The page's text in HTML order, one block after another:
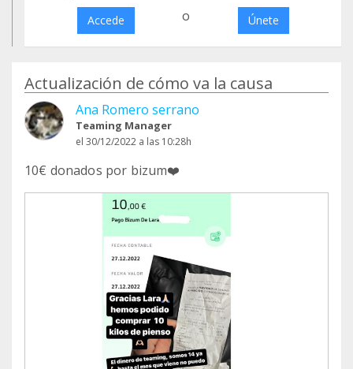
Accede o Únete
Actualización de cómo va la causa
Ana Romero serrano
Teaming Manager
el 30/12/2022 a las 10:28h
10€ donados por bizum❤️